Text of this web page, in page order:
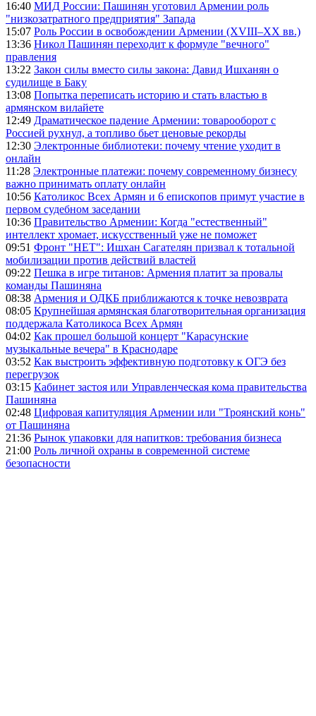
16:40 МИД России: Пашинян уготовил Армении роль
"низкозатратного предприятия" Запада
15:07 Роль России в освобождении Армении (XVIII–XX вв.)
13:36 Никол Пашинян переходит к формуле "вечного"
правления
13:22 Закон силы вместо силы закона: Давид Ишханян о
судилище в Баку
13:08 Попытка переписать историю и стать властью в
армянском вилайете
12:49 Драматическое падение Армении: товарооборот с
Россией рухнул, а топливо бьет ценовые рекорды
12:30 Электронные библиотеки: почему чтение уходит в
онлайн
11:28 Электронные платежи: почему современному бизнесу
важно принимать оплату онлайн
10:56 Католикос Всех Армян и 6 епископов примут участие в
первом судебном заседании
10:36 Правительство Армении: Когда "естественный"
интеллект хромает, искусственный уже не поможет
09:51 Фронт "НЕТ": Ишхан Сагателян призвал к тотальной
мобилизации против действий властей
09:22 Пешка в игре титанов: Армения платит за провалы
команды Пашиняна
08:38 Армения и ОДКБ приближаются к точке невозврата
08:05 Крупнейшая армянская благотворительная организация
поддержала Католикоса Всех Армян
04:02 Как прошел большой концерт "Карасунские
музыкальные вечера" в Краснодаре
03:52 Как выстроить эффективную подготовку к ОГЭ без
перегрузок
03:15 Кабинет застоя или Управленческая кома правительства
Пашиняна
02:48 Цифровая капитуляция Армении или "Троянский конь"
от Пашиняна
21:36 Рынок упаковки для напитков: требования бизнеса
21:00 Роль личной охраны в современной системе
безопасности